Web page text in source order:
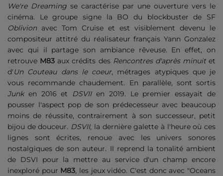
We're Dreaming se caractérise par une ouverture vers le
cinéma. Le groupe signe la BO du blockbuster de SF
Oblivionavec Tom Cruise et est visiblement devenu le
compositeur attitré du réalisateur français Yann Gonzalez
avec qui il partage son ambiance rêveuse. En effet, on
retrouve M83 aux crédits des Rencontres d'après minuitet
d'Un Couteau dans le coeur, métrages atypiques que je
vous recommande chaudement. En parallèle, sont sortis
Junken 2016 et DSVIIen 2019. Le premier essayait de
pousser l'aspect pop de son prédecesseur avec beaucoup
moins de réussite, contrairement à son successeur, petit
bijou de douceur. DSVII, la dernière galette à l'heure où ces
lignes sont écrites, renoue avec les univers sonores
nostalgiques de son auteur. Il reprend la tonalité ambient
de DSVI pour la mettre au service d'un champ encore
inexploré pour M83, les jeux vidéo. C'est donc avec "Oceans